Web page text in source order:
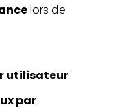
lors de
utilisateur
par